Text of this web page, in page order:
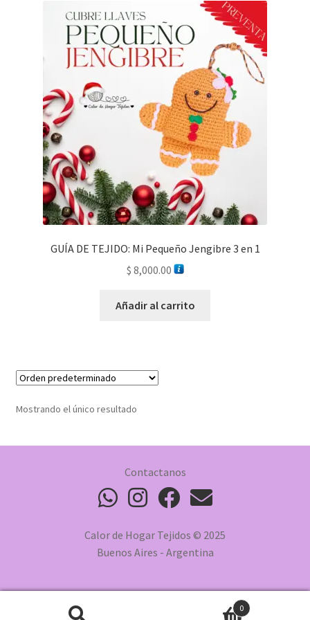
GUÍA DE TEJIDO: Mi Pequeño Jengibre 3 en 1
$ 8,000.00
Añadir al carrito
Mostrando el único resultado
Contactanos
Calor de Hogar Tejidos © 2025
Buenos Aires - Argentina
0